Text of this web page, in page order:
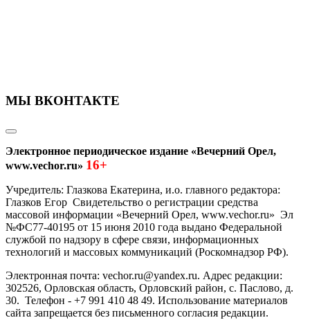
МЫ ВКОНТАКТЕ
Электронное периодическое издание «Вечерний Орел,
www.vechor.ru» 16+
Учредитель: Глазкова Екатерина, и.о. главного редактора:
Глазков Егор Свидетельство о регистрации средства
массовой информации «Вечерний Орел, www.vechor.ru» Эл
№ФС77-40195 от 15 июня 2010 года выдано Федеральной
службой по надзору в сфере связи, информационных
технологий и массовых коммуникаций (Роскомнадзор РФ).
Электронная почта: vechor.ru@yandex.ru. Адрес редакции:
302526, Орловская область, Орловский район, с. Паслово, д.
30. Телефон - +7 991 410 48 49. Использование материалов
сайта запрещается без письменного согласия редакции.